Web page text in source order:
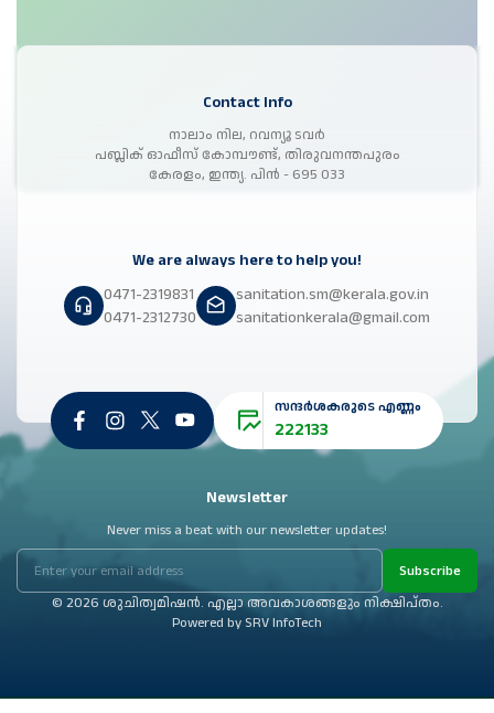
Contact Info
നാലാം നില, റവന്യൂ ടവർ
പബ്ലിക് ഓഫീസ് കോമ്പൗണ്ട്, തിരുവനന്തപുരം
കേരളം, ഇന്ത്യ. പിൻ - 695 033
We are always here to help you!
0471-2319831
0471-2312730
sanitation.sm@kerala.gov.in
sanitationkerala@gmail.com
സന്ദർശകരുടെ എണ്ണം
222133
Newsletter
Never miss a beat with our newsletter updates!
Subscribe
© 2026 ശുചിത്വമിഷൻ. എല്ലാ അവകാശങ്ങളും നിക്ഷിപ്തം.
Powered by SRV InfoTech